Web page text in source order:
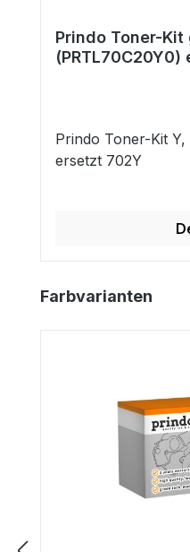
Prindo Toner-Kit
Prindo Toner-Kit Y,
ersetzt 702Y
Produktgalerie
Farbvarianten